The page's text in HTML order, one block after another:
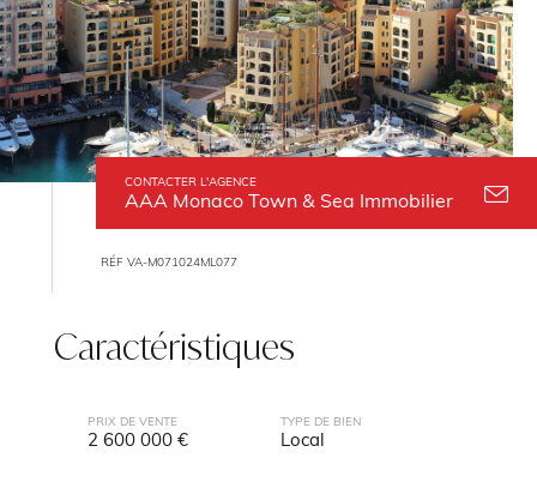
CONTACTER L'AGENCE
AAA Monaco Town & Sea Immobilier
RÉF VA-M071024ML077
Caractéristiques
PRIX DE VENTE
2 600 000 €
TYPE DE BIEN
Local